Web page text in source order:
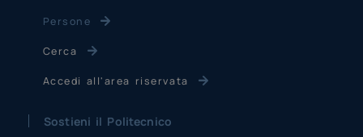
Persone
Cerca
Accedi all'area riservata
Sostieni il Politecnico